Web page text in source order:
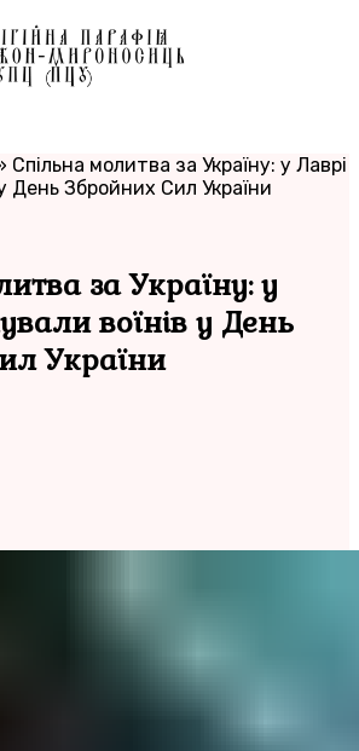
Спільна молитва за Україну: у Лаврі
День Збройних Сил України
за Україну: у
воїнів у День
України